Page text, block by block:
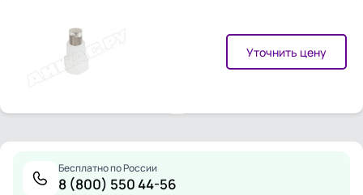
Уточнить цену
Бесплатно по России
8 (800) 550 44-56